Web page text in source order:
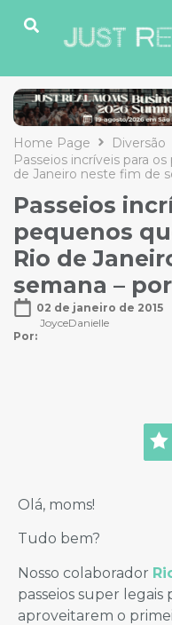
Home Page
Diversão
Passeios incríveis para
de Janeiro neste fim de
Passeios
pequenos
Rio de
semana –
02 de janeiro de 2015
Por:
JoyceDanielle
Olá, moms!
Tudo bem?
Nosso colaborador
passeios super legais
aproveitarem o